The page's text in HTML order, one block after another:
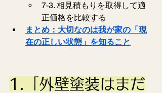
7-3. 相見積もりを取得して適
正価格を比較する
まとめ：大切なのは我が家の「現
在の正しい状態」を知ること
1.「外壁塗装はまだ